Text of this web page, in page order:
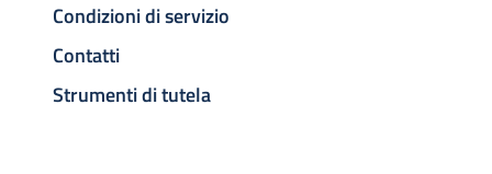
Condizioni di servizio
Contatti
Strumenti di tutela